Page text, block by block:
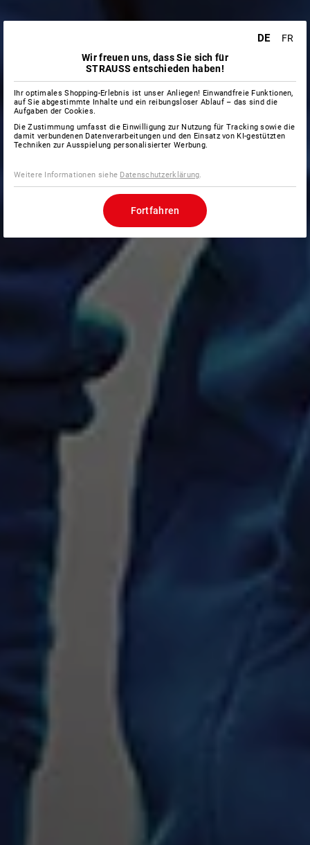
DE
FR
Wir freuen uns, dass Sie sich für
STRAUSS entschieden haben!
Ihr optimales Shopping-Erlebnis ist unser Anliegen! Einwandfreie Funktionen,
auf Sie abgestimmte Inhalte und ein reibungsloser Ablauf – das sind die
Aufgaben der Cookies.
Die Zustimmung umfasst die Einwilligung zur Nutzung für Tracking sowie die
damit verbundenen Datenverarbeitungen und den Einsatz von KI-gestützten
Techniken zur Ausspielung personalisierter Werbung.
Weitere Informationen siehe Datenschutzerklärung
Fortfahren